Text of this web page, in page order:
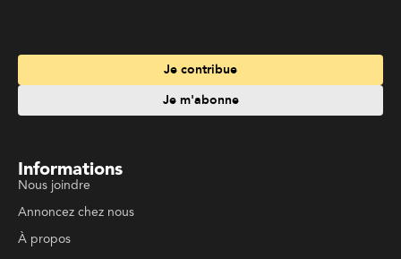
Informations
Services
Travailler à La Liberté
Emplois en français